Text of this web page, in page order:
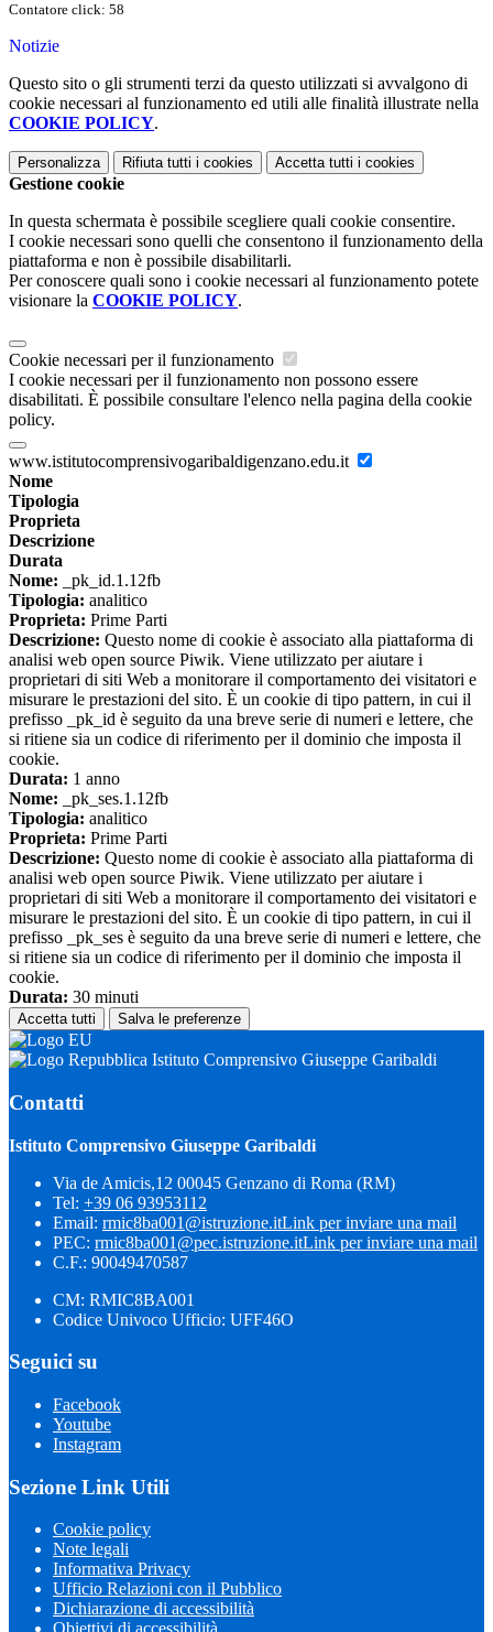
Contatore click: 58
Notizie
Questo sito o gli strumenti terzi da questo utilizzati si avvalgono di
cookie necessari al funzionamento ed utili alle finalità illustrate nella
COOKIE POLICY.
Personalizza Rifiuta tutti i cookies Accetta tutti i cookies
Gestione cookie
In questa schermata è possibile scegliere quali cookie consentire.
I cookie necessari sono quelli che consentono il funzionamento della
piattaforma e non è possibile disabilitarli.
Per conoscere quali sono i cookie necessari al funzionamento potete
visionare la COOKIE POLICY.
Cookie necessari per il funzionamento
I cookie necessari per il funzionamento non possono essere
disabilitati. È possibile consultare l'elenco nella pagina della cookie
policy.
www.istitutocomprensivogaribaldigenzano.edu.it
Nome
Tipologia
Proprieta
Descrizione
Durata
Nome: _pk_id.1.12fb
Tipologia: analitico
Proprieta: Prime Parti
Descrizione: Questo nome di cookie è associato alla piattaforma di
analisi web open source Piwik. Viene utilizzato per aiutare i
proprietari di siti Web a monitorare il comportamento dei visitatori e
misurare le prestazioni del sito. È un cookie di tipo pattern, in cui il
prefisso _pk_id è seguito da una breve serie di numeri e lettere, che
si ritiene sia un codice di riferimento per il dominio che imposta il
cookie.
Durata: 1 anno
Nome: _pk_ses.1.12fb
Tipologia: analitico
Proprieta: Prime Parti
Descrizione: Questo nome di cookie è associato alla piattaforma di
analisi web open source Piwik. Viene utilizzato per aiutare i
proprietari di siti Web a monitorare il comportamento dei visitatori e
misurare le prestazioni del sito. È un cookie di tipo pattern, in cui il
prefisso _pk_ses è seguito da una breve serie di numeri e lettere, che
si ritiene sia un codice di riferimento per il dominio che imposta il
cookie.
Durata: 30 minuti
Accetta tutti Salva le preferenze
Istituto Comprensivo Giuseppe Garibaldi
Contatti
Istituto Comprensivo Giuseppe Garibaldi
Via de Amicis,12 00045 Genzano di Roma (RM)
Tel: +39 06 93953112
Email: rmic8ba001@istruzione.itLink per inviare una mail
PEC: rmic8ba001@pec.istruzione.itLink per inviare una mail
C.F.: 90049470587
CM: RMIC8BA001
Codice Univoco Ufficio: UFF46O
Seguici su
Facebook
Youtube
Instagram
Sezione Link Utili
Cookie policy
Note legali
Informativa Privacy
Ufficio Relazioni con il Pubblico
Dichiarazione di accessibilità